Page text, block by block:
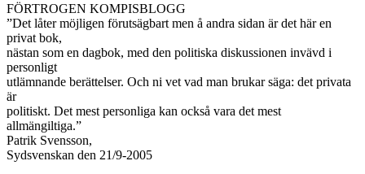
FÖRTROGEN KOMPISBLOGG
”Det låter möjligen förutsägbart men å andra sidan är det här en
privat bok,
nästan som en dagbok, med den politiska diskussionen invävd i
personligt
utlämnande berättelser. Och ni vet vad man brukar säga: det privata
är
politiskt. Det mest personliga kan också vara det mest
allmängiltiga.”
Patrik Svensson,
Sydsvenskan den 21/9-2005